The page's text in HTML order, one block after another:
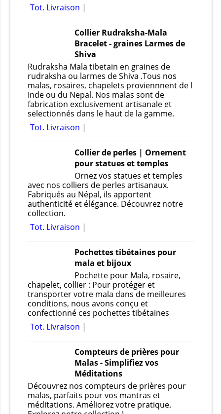
Tot. Livraison
Collier Rudraksha-Mala
Bracelet - graines Larmes de
Shiva
Rudraksha Mala tibetain en graines de
rudraksha ou larmes de Shiva .Tous nos
malas, rosaires, chapelets proviennnent de l
Inde ou du Nepal. Nos malas sont de
fabrication exclusivement artisanale et
selectionnés dans le haut de la gamme.
Tot. Livraison
Collier de perles | Ornement
pour statues et temples
Ornez vos statues et temples
avec nos colliers de perles artisanaux.
Fabriqués au Népal, ils apportent
authenticité et élégance. Découvrez notre
collection.
Tot. Livraison
Pochettes tibétaines pour
mala et bijoux
Pochette pour Mala, rosaire,
chapelet, collier : Pour protéger et
transporter votre mala dans de meilleures
conditions, nous avons conçu et
confectionné ces pochettes tibétaines
Tot. Livraison
Compteurs de prières pour
Malas - Simplifiez vos
Méditations
Découvrez nos compteurs de prières pour
malas, parfaits pour vos mantras et
méditations. Améliorez votre pratique.